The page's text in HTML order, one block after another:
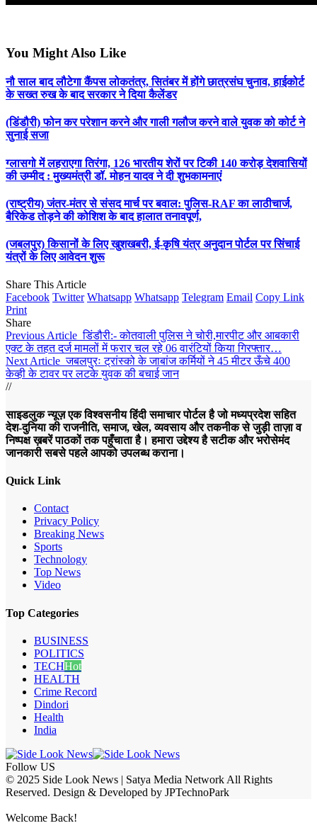
You Might Also Like
नौ साल बाद लौटेगा कैंपस लोकतंत्र, सितंबर में होंगे छात्रसंघ चुनाव, हाईकोर्ट
के सख्त रुख के बाद सरकार ने दिया कैलेंडर
(डिंडौरी) फोन कर परेशान करने और गाली गलौज करने वाले युवक को कोर्ट ने
सुनाई सजा
ग्लासगो में लहराएगा तिरंगा, 126 भारतीय शेरों पर टिकी 140 करोड़ देशवासियों
की उम्मीद : मुख्यमंत्री डॉ. मोहन यादव ने दी शुभकामनाएं
(राष्ट्रीय) जंतर-मंतर से संसद मार्च पर बवाल: पुलिस-RAF का लाठीचार्ज,
बैरिकेड तोड़ने की कोशिश के बाद हालात तनावपूर्ण,
(जबलपुर) किसानों के लिए खुशखबरी, ई-कृषि यंत्र अनुदान पोर्टल पर सिंचाई
यंत्रों के लिए आवेदन शुरू
Share This Article
Facebook Twitter Whatsapp Whatsapp Telegram Email Copy Link
Print
Share
Previous Article डिंडौरी:- कोतवाली पुलिस ने चोरी,मारपीट और आबकारी
एक्ट के तहत दर्ज मामलों में फरार चल रहे 06 वारंटियों किया गिरफ्तार…
Next Article जबलपुरः ट्रांस्को के जाबांज कर्मियों ने 45 मीटर ऊँचे 400
केव्ही के टावर पर लटके युवक की बचाई जान
//
साइडलुक न्यूज़ एक विश्वसनीय हिंदी समाचार पोर्टल है जो मध्यप्रदेश सहित
देश-दुनिया की राजनीति, समाज, खेल, व्यवसाय और तकनीक से जुड़ी ताज़ा व
निष्पक्ष ख़बरें पाठकों तक पहुँचाता है। हमारा उद्देश्य है सटीक और भरोसेमंद
जानकारी सबसे पहले आपको उपलब्ध कराना।
Quick Link
Contact
Privacy Policy
Breaking News
Sports
Technology
Top News
Video
Top Categories
BUSINESS
POLITICS
TECHHot
HEALTH
Crime Record
Dindori
Health
India
Follow US
© 2025 Side Look News | Satya Media Network All Rights
Reserved. Design & Developed by JPTechnoPark
Welcome Back!